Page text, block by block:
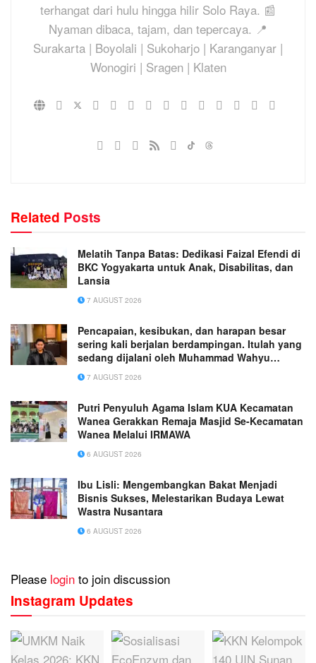
terhangat dari hulu hingga hilir Solo Raya. 📰
Nyaman dibaca, tajam, dan tepercaya. 📍
Surakarta | Boyolali | Sukoharjo | Karanganyar |
Wonogiri | Sragen | Klaten
Related Posts
Melatih Tanpa Batas: Dedikasi Faizal Efendi di
BKC Yogyakarta untuk Anak, Disabilitas, dan
Lansia
7 AUGUST 2026
Pencapaian, kesibukan, dan harapan besar
sering kali berjalan berdampingan. Itulah yang
sedang dijalani oleh Muhammad Wahyu
Wicaksana.
7 AUGUST 2026
Putri Penyuluh Agama Islam KUA Kecamatan
Wanea Gerakkan Remaja Masjid Se-Kecamatan
Wanea Melalui IRMAWA
6 AUGUST 2026
Ibu Lisli: Mengembangkan Bakat Menjadi
Bisnis Sukses, Melestarikan Budaya Lewat
Wastra Nusantara
6 AUGUST 2026
Please login to join discussion
Instagram Updates